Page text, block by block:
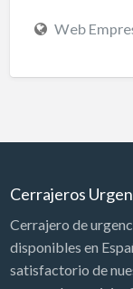
Web
Cerrajeros
Cerrajero de
disponibles en
satisfactorio de